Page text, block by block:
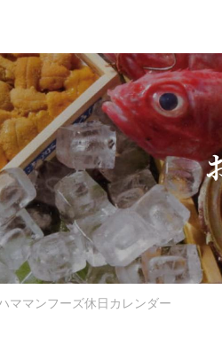
ママンフーズ休日カレンダー